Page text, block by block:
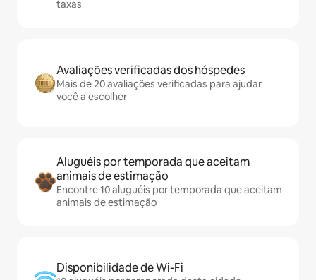
taxas
Avaliações verificadas dos hóspedes
Mais de 20 avaliações verificadas para ajudar
você a escolher
Aluguéis por temporada que aceitam
animais de estimação
Encontre 10 aluguéis por temporada que aceitam
animais de estimação
Disponibilidade de Wi-Fi